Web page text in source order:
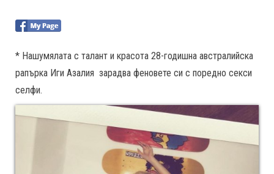
* Нашумялата с талант и красота 28-годишна австралийска
рапърка Иги Азалия зарадва феновете си с поредно секси
селфи.